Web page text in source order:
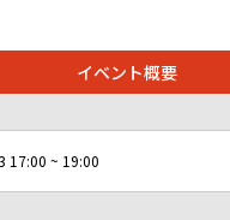
イベント概要
17:00 ~ 19:00